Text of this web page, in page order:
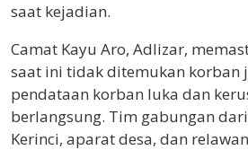
saat kejadian.
Camat Kayu Aro, Adlizar,
saat ini tidak ditemukan korban
pendataan korban luka dan
berlangsung. Tim gabungan
Kerinci, aparat desa, dan